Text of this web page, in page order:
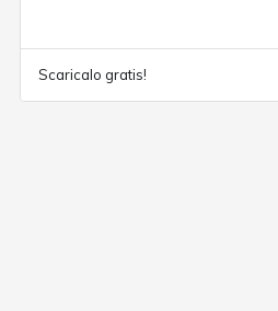
Scaricalo gratis!